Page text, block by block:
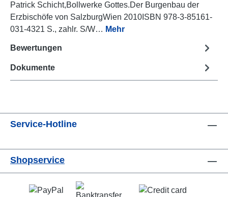
Patrick Schicht,Bollwerke Gottes.Der Burgenbau der
Erzbischöfe von SalzburgWien 2010ISBN 978-3-85161-
031-4321 S., zahlr. S/W… Mehr
Bewertungen
Dokumente
Service-Hotline
Shopservice